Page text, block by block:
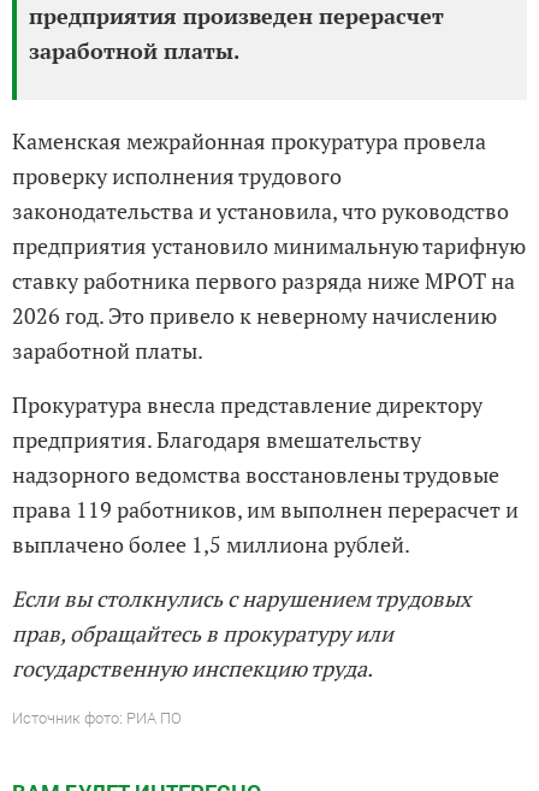
предприятия произведен перерасчет
заработной платы.
Каменская межрайонная прокуратура провела
проверку исполнения трудового
законодательства и установила, что руководство
предприятия установило минимальную тарифную
ставку работника первого разряда ниже МРОТ на
2026 год. Это привело к неверному начислению
заработной платы.
Прокуратура внесла представление директору
предприятия. Благодаря вмешательству
надзорного ведомства восстановлены трудовые
права 119 работников, им выполнен перерасчет и
выплачено более 1,5 миллиона рублей.
Если вы столкнулись с нарушением трудовых
прав, обращайтесь в прокуратуру или
государственную инспекцию труда.
Источник фото: РИА ПО